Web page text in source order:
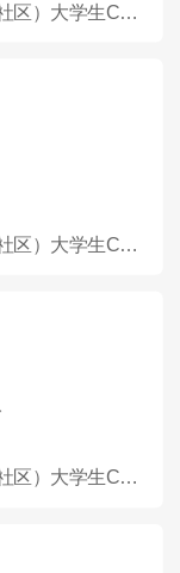
来自公告：2026广东佛山市顺德区村（社区）大学生CEO选聘100人公告
来自公告：2026广东佛山市顺德区村（社区）大学生CEO选聘100人公告
来自公告：2026广东佛山市顺德区村（社区）大学生CEO选聘100人公告